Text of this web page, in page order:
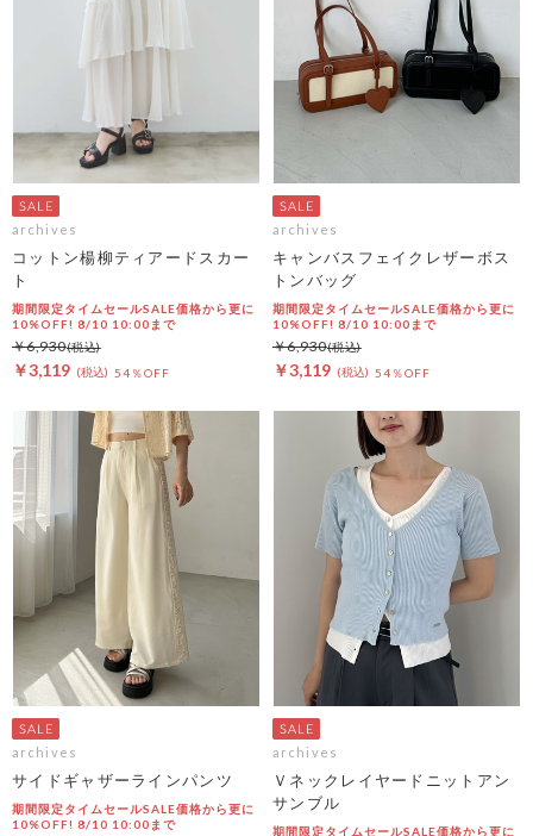
archives
コットン楊柳ティアードスカー
ト
期間限定タイムセールSALE価格から更に
10%OFF! 8/10 10:00まで
￥3,119 54％OFF
￥6,930
archives
キャンバスフェイクレザーボス
トンバッグ
期間限定タイムセールSALE価格から更に
10%OFF! 8/10 10:00まで
￥3,119 54％OFF
￥6,930
archives
サイドギャザーラインパンツ
期間限定タイムセールSALE価格から更に
10%OFF! 8/10 10:00まで
archives
Ｖネックレイヤードニットアン
サンブル
期間限定タイムセールSALE価格から更に